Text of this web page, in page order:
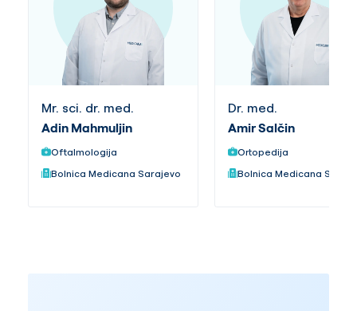
Mr. sci. dr. med.
Adin Mahmuljin
Oftalmologija
Bolnica Medicana Sarajevo
Dr. med.
Amir Salčin
Ortopedija
Bolnica Medicana